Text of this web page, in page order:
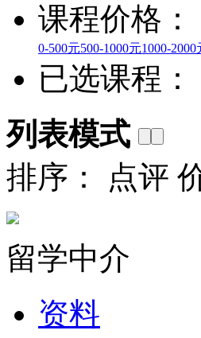
课程价格：
0-500元500-1000元1000-2000
已选课程：
列表模式
排序：
点评
留学中介
资料